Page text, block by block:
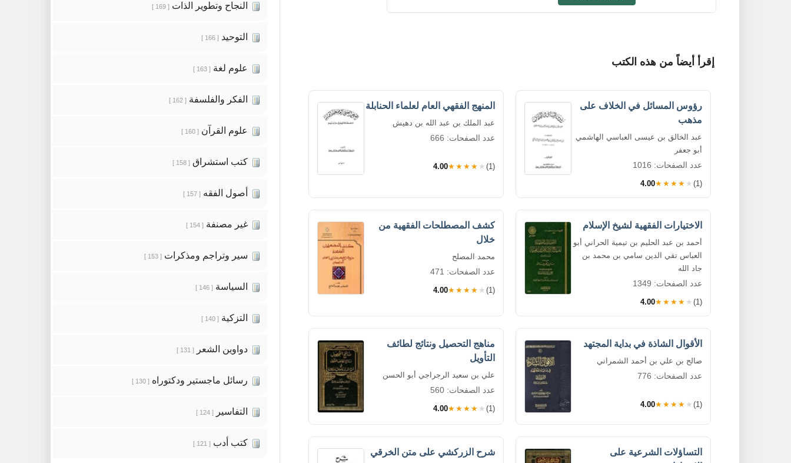
إقرأ أيضاً من هذه الكتب
رؤوس المسائل في الخلاف على
مذهب
عبد الخالق بن عيسى العباسي الهاشمي
أبو جعفر
عدد الصفحات: 1016
4.00★★★★★ (1)
المنهج الفقهي العام لعلماء الحنابلة
عبد الملك بن عبد الله بن دهيش
عدد الصفحات: 666
4.00★★★★★ (1)
الاختيارات الفقهية لشيخ الإسلام
أحمد بن عبد الحليم بن تيمية الحراني أبو
العباس تقي الدين سامي بن محمد بن
جاد الله
عدد الصفحات: 1349
4.00★★★★★ (1)
كشف المصطلحات الفقهية من
خلال
محمد المصلح
عدد الصفحات: 471
4.00★★★★★ (1)
الأقوال الشاذة في بداية المجتهد
صالح بن علي بن أحمد الشمراني
عدد الصفحات: 776
4.00★★★★★ (1)
مناهج التحصيل ونتائج لطائف
التأويل
علي بن سعيد الرجراجي أبو الحسن
عدد الصفحات: 560
4.00★★★★★ (1)
التساؤلات الشرعية على
شرح الزركشي على متن الخرقي
النجاح وتطوير الذات [ 169 ]
التوحيد [ 166 ]
علوم لغة [ 163 ]
الفكر والفلسفة [ 162 ]
علوم القرآن [ 160 ]
كتب استشراق [ 158 ]
أصول الفقه [ 157 ]
غير مصنفة [ 154 ]
سير وتراجم ومذكرات [ 153 ]
السياسة [ 146 ]
التزكية [ 140 ]
دواوين الشعر [ 131 ]
رسائل ماجستير ودكتوراه [ 130 ]
التفاسير [ 124 ]
كتب أدب [ 121 ]